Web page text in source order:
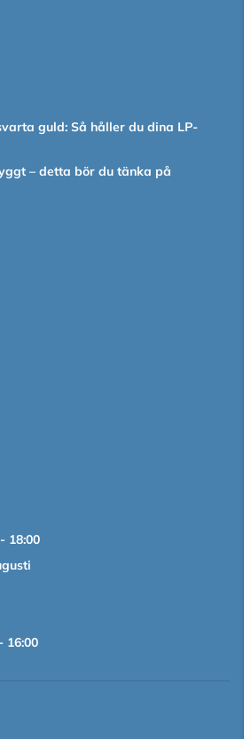
guld: Så håller du dina LP-
– detta bör du tänka på
18:00
16:00